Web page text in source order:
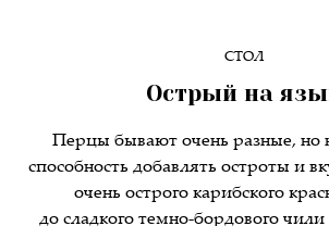
СТОЛ
Острый на
Перцы бывают очень разные, но
способность добавлять остроты и
очень острого карибского
до сладкого темно-бордового